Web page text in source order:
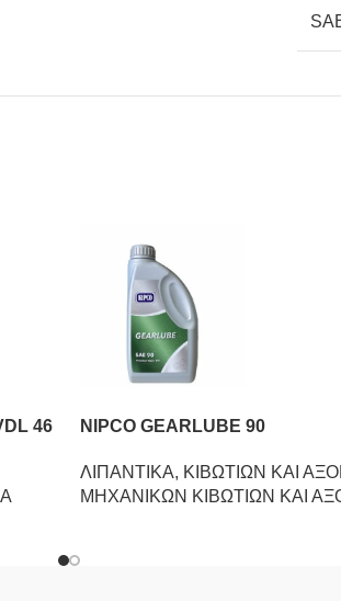
46 NIPCO GEARLUBE 90
ΛΙΠΑΝΤΙΚΑ, ΚΙΒΩΤΙΩΝ ΚΑΙ
ΜΗΧΑΝΙΚΩΝ ΚΙΒΩΤΙΩΝ ΚΑΙ